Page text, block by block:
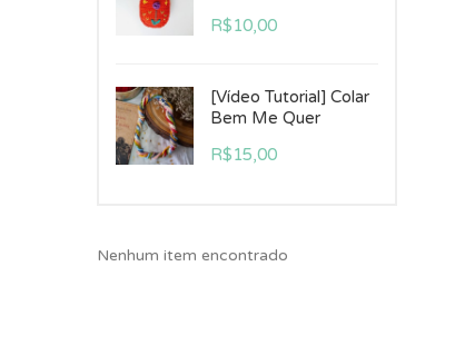
R$10,00
[Vídeo Tutorial] Colar
Bem Me Quer
R$15,00
Nenhum item encontrado